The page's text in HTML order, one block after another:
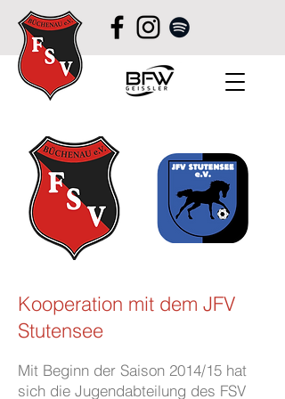
Kooperation mit dem JFV
Stutensee
Mit Beginn der Saison 2014/15 hat
sich die Jugendabteilung des FSV